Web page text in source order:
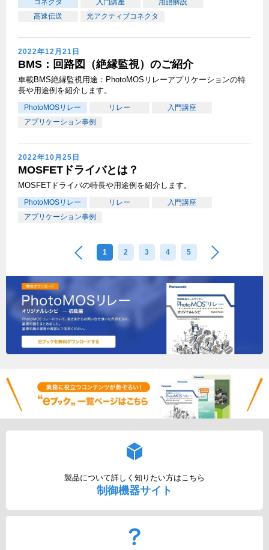
コネクタ 入門講座
用語解説
高速伝送
光アクティブコネクタ
2022年12月21日
BMS：回路図（絶縁監視）のご紹介
車載BMS絶縁監視用途：PhotoMOSリレーアプリケーションの特
長や用途例を紹介します。
PhotoMOSリレー リレー
入門講座
アプリケーション事例
2022年10月25日
MOSFETドライバとは？
MOSFETドライバの特長や用途例を紹介します。
PhotoMOSリレー リレー
入門講座
アプリケーション事例
1 2 3 4 5
製品について詳しく知りたい方はこちら
制御機器サイト